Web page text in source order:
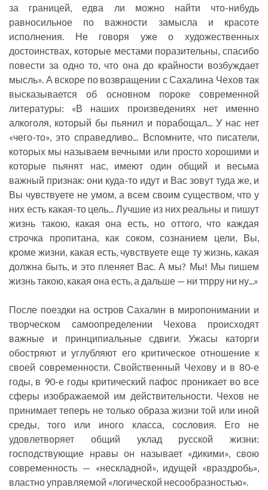
за границей, едва ли можно найти что-нибудь
равносильное по важности замысла и красоте
исполнения. Не говоря уже о художественных
достоинствах, которые местами поразительны, спасибо
повести за одно то, что она до крайности возбуждает
мысль». А вскоре по возвращении с Сахалина Чехов так
высказывается об основном пороке современной
литературы: «В наших произведениях нет именно
алкоголя, который бы пьянил и порабощал... У нас нет
«чего-то», это справедливо... Вспомните, что писатели,
которых мы называем вечными или просто хорошими и
которые пьянят нас, имеют один общий и весьма
важный признак: они куда-то идут и Вас зовут туда же, и
Вы чувствуете не умом, а всем своим существом, что у
них есть какая-то цель... Лучшие из них реальны и пишут
жизнь такою, какая она есть, но оттого, что каждая
строчка пропитана, как соком, сознанием цели, Вы,
кроме жизни, какая есть, чувствуете еще ту жизнь, какая
должна быть, и это пленяет Вас. А мы? Мы! Мы пишем
жизнь такою, какая она есть, а дальше — ни тпрру ни ну...»
После поездки на остров Сахалин в миропонимании и
творческом самоопределении Чехова происходят
важные и принципиальные сдвиги. Ужасы каторги
обостряют и углубляют его критическое отношение к
своей современности. Свойственный Чехову и в 80-е
годы, в 90-е годы критический пафос проникает во все
сферы изображаемой им действительности. Чехов не
принимает теперь не только образа жизни той или иной
среды, того или иного класса, сословия. Его не
удовлетворяет общий уклад русской жизни:
господствующие нравы он называет «дикими», свою
современность — «нескладной», идущей «враздробь»,
властно управляемой «логической несообразностью».